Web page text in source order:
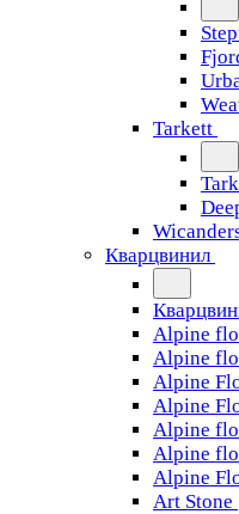
Tarkett
Кварцвинил
Alpine
Alpine
Alpine
Alpine
Alpine
Alpine
Alpine
Art Stone